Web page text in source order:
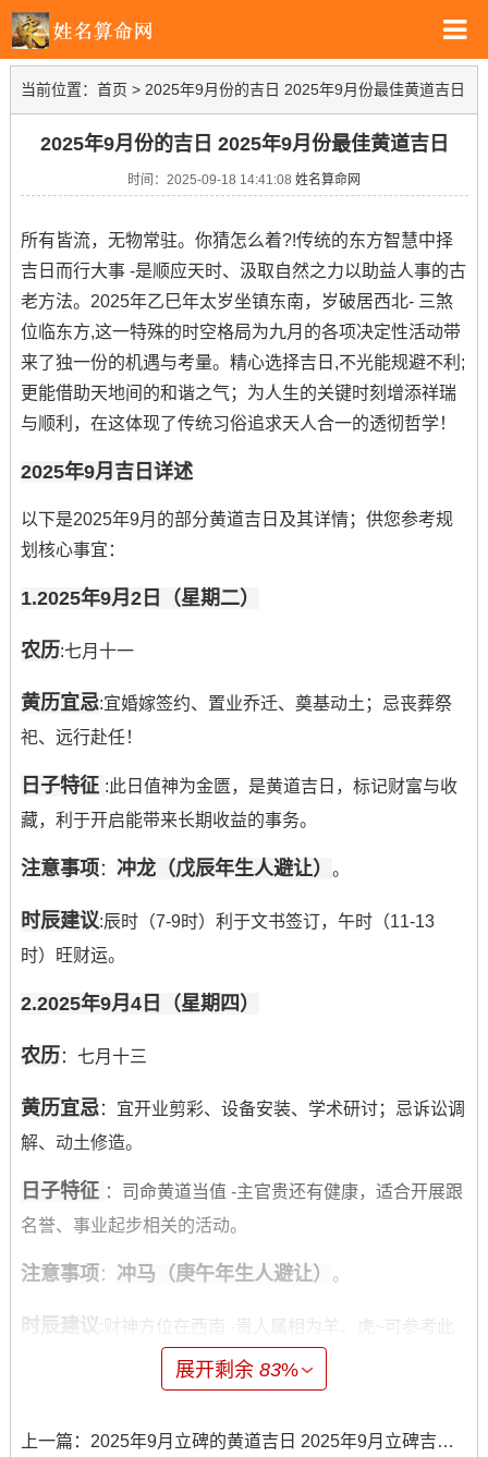
当前位置： 首页 > 2025年9月份的吉日 2025年9月份最佳黄道吉日
2025年9月份的吉日 2025年9月份最佳黄道吉日
时间：2025-09-18 14:41:08 姓名算命网
所有皆流，无物常驻。你猜怎么着?!传统的东方智慧中择
吉日而行大事 -是顺应天时、汲取自然之力以助益人事的古
老方法。2025年乙巳年太岁坐镇东南，岁破居西北- 三煞
位临东方,这一特殊的时空格局为九月的各项决定性活动带
来了独一份的机遇与考量。精心选择吉日,不光能规避不利;
更能借助天地间的和谐之气；为人生的关键时刻增添祥瑞
与顺利，在这体现了传统习俗追求天人合一的透彻哲学！
2025年9月吉日详述
以下是2025年9月的部分黄道吉日及其详情；供您参考规
划核心事宜：
1.2025年9月2日（星期二）
农历:七月十一
黄历宜忌:宜婚嫁签约、置业乔迁、奠基动土；忌丧葬祭
祀、远行赴任！
日子特征 :此日值神为金匮，是黄道吉日，标记财富与收
藏，利于开启能带来长期收益的事务。
注意事项 ： 冲龙（戊辰年生人避让） 。
时辰建议:辰时（7-9时）利于文书签订，午时（11-13
时）旺财运。
2.2025年9月4日（星期四）
农历 ：七月十三
黄历宜忌：宜开业剪彩、设备安装、学术研讨；忌诉讼调
解、动土修造。
日子特征 ：司命黄道当值 -主官贵还有健康，适合开展跟
名誉、事业起步相关的活动。
注意事项 ： 冲马（庚午年生人避让） 。
时辰建议 :财神方位在西南 -贵人属相为羊、虎~可参考此
展开剩余83%
上一篇： 2025年9月立碑的黄道吉日 2025年9月立碑吉日查询表